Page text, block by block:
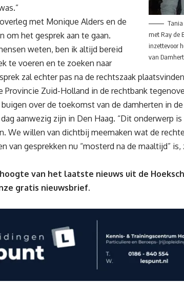
met Ray de
inzettevoor
van
met Monique Alders en de
om het gesprek aan te gaan.
weten, ben ik altijd bereid
te voeren en te zoeken naar
zal echter pas na de rechtszaak
Provincie Zuid-Holland in de rechtbank
over de toekomst van de damherten in
aanwezig zijn in Den Haag. “Dit onderwerp
We willen van dichtbij meemaken wat de
van gesprekken nu “mosterd na de maaltijd”
van het laatste nieuws uit de
gratis nieuwsbrief.